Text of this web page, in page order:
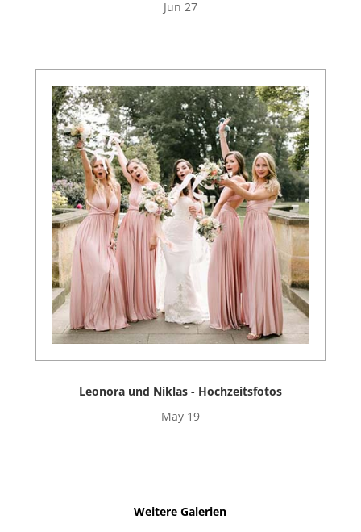
Jun 27
Leonora und Niklas - Hochzeitsfotos
May 19
Weitere Galerien